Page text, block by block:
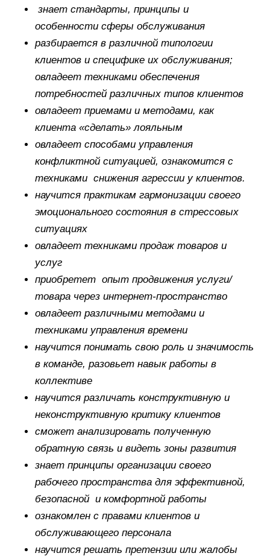
знает стандарты, принципы и
особенности сферы обслуживания
разбирается в различной типологии
клиентов и специфике их обслуживания;
овладеет техниками обеспечения
потребностей различных типов клиентов
овладеет приемами и методами, как
клиента «сделать» лояльным
овладеет способами управления
конфликтной ситуацией, ознакомится с
техниками снижения агрессии у клиентов.
научится практикам гармонизации своего
эмоционального состояния в стрессовых
ситуациях
овладеет техниками продаж товаров и
услуг
приобретет опыт продвижения услуги/
товара черезинтернет-пространство
овладеет различными методами и
техниками управления времени
научится понимать свою роль и значимость
в команде, разовьет навык работы в
коллективе
научится различать конструктивную и
неконструктивнуюкритику клиентов
сможет анализировать полученную
обратную связь и видеть зоны развития
знает принципы организации своего
рабочего пространства для эффективной,
безопасной и комфортной работы
ознакомлен с правами клиентов и
обслуживающего персонала
научится решать претензии или жалобы